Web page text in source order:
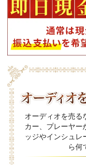
オーディオを売る
カー、プレーヤー
ッジやインシュレ
ら何